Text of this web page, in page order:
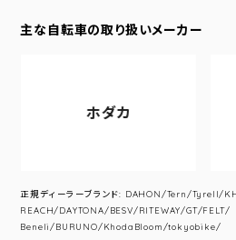
主な自転車の取り扱いメーカー
ホダカ
正規ディーラーブランド: DAHON/Tern/
REACH/DAYTONA/BESV/RITEWAY/GT/FELT/
Beneli/BURUNO/KhodaBloom/tokyobike/